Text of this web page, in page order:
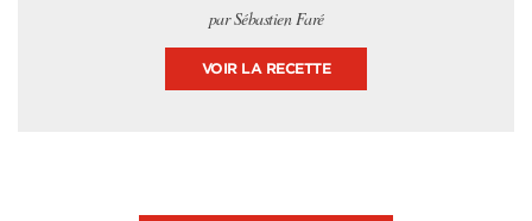
par Sébastien Faré
VOIR LA RECETTE